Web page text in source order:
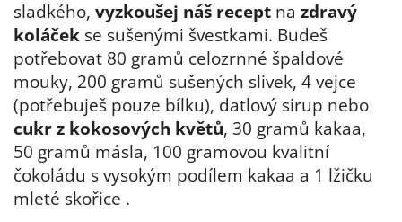
sladkého, vyzkoušej náš recept na zdravý
koláček se sušenými švestkami. Budeš
potřebovat 80 gramů celozrnné špaldové
mouky, 200 gramů sušených slivek, 4 vejce
(potřebuješ pouze bílku), datlový sirup nebo
cukr z kokosových květů, 30 gramů kakaa,
50 gramů másla, 100 gramovou kvalitní
čokoládu s vysokým podílem kakaa a 1 lžičku
mleté ​​skořice .